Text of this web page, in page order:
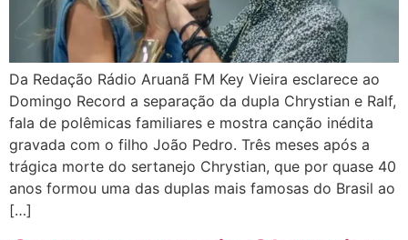
Da Redação Rádio Aruanã FM Key Vieira esclarece ao
Domingo Record a separação da dupla Chrystian e Ralf,
fala de polêmicas familiares e mostra canção inédita
gravada com o filho João Pedro. Três meses após a
trágica morte do sertanejo Chrystian, que por quase 40
anos formou uma das duplas mais famosas do Brasil ao
[…]